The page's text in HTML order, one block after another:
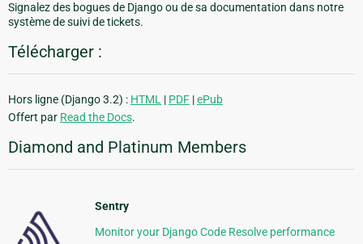
Signalez des bogues de Django ou de sa documentation dans notre
système de suivi de tickets.
Télécharger :
Hors ligne (Django 3.2) : HTML | PDF |ePub
Offert par Read the Docs.
Diamond and Platinum Members
Sentry
Monitor your Django Code Resolve performance